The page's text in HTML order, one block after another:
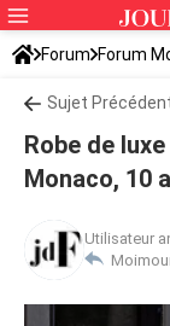
Forum Forum
Sujet
Robe de
Monaco, 10
Utilisateur